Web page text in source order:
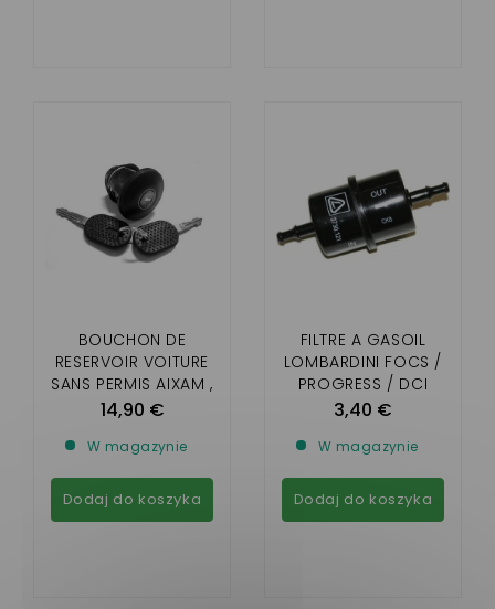
BOUCHON DE
RESERVOIR VOITURE
SANS PERMIS AIXAM ,
MICROCAR , LIGIER ,
AVEC CLEF)
14,90 €
W magazynie
Dodaj do koszyka
FILTRE A GASOIL
LOMBARDINI FOCS /
PROGRESS / DCI
3,40 €
W magazynie
Dodaj do koszyka